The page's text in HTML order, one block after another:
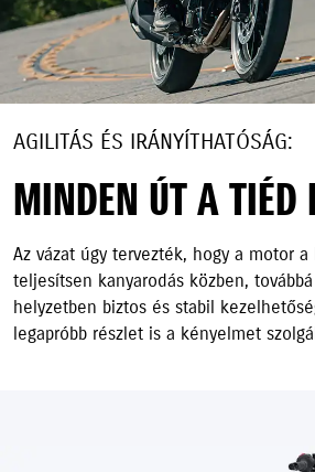
AGILITÁS ÉS IRÁNYÍTHATÓSÁG:
MINDEN ÚT A TIÉD
Az vázat úgy tervezték, hogy a motor
teljesítsen kanyarodás közben,
helyzetben biztos és stabil
legapróbb részlet is a kényelmet